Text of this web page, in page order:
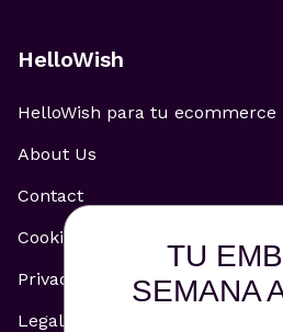
HelloWish
HelloWish para tu ecommerce
About Us
Contact
Cookie Policy
Privacy Policy
Legal Notice
TU
SEMANA